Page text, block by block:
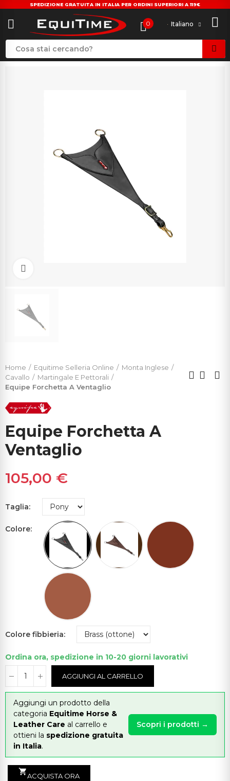
SPEDIZIONE GRATUITA IN ITALIA PER ORDINI SUPERIORI A 119€
0 Italiano
Home Equitime Selleria Online
Monta Inglese
Cavallo
Martingale E Pettorali
Equipe Forchetta A Ventaglio
Equipe Forchetta A
Ventaglio
105,00 €
Taglia
Colore
Colore fibbieria
Ordina ora, spedizione in 10-20 giorni lavorativi
AGGIUNGI AL CARRELLO
Aggiungi un prodotto della
categoria Equitime Horse &
Leather Care al carrello e
ottieni la spedizione gratuita
in Italia.
Scopri i prodotti →
shopping_cart
ACQUISTA ORA